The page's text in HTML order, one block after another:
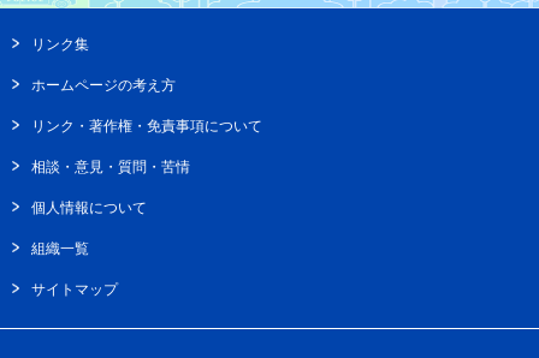
リンク集
ホームページの考え方
リンク・著作権・免責事項について
相談・意見・質問・苦情
個人情報について
組織一覧
サイトマップ